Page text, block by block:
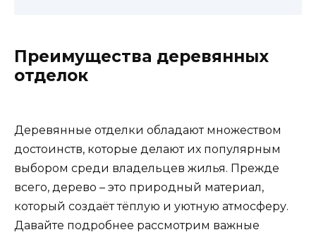
Преимущества деревянных
отделок
Деревянные отделки обладают множеством
достоинств, которые делают их популярным
выбором среди владельцев жилья. Прежде
всего, дерево – это природный материал,
который создаёт тёплую и уютную атмосферу.
Давайте подробнее рассмотрим важные